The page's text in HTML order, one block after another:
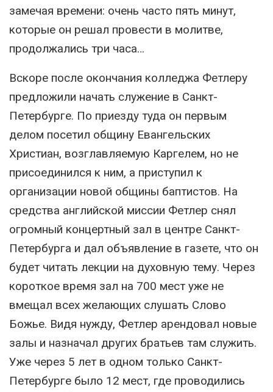
замечая времени: очень часто пять минут,
которые он решал провести в молитве,
продолжались три часа…
Вскоре после окончания колледжа Фетлеру
предложили начать служение в Санкт-
Петербурге. По приезду туда он первым
делом посетил общину Евангельских
Христиан, возглавляемую Каргелем, но не
присоединился к ним, а приступил к
организации новой общины баптистов. На
средства английской миссии Фетлер снял
огромный концертный зал в центре Санкт-
Петербурга и дал объявление в газете, что он
будет читать лекции на духовную тему. Через
короткое время зал на 700 мест уже не
вмещал всех желающих слушать Слово
Божье. Видя нужду, Фетлер арендовал новые
залы и назначал других братьев там служить.
Уже через 5 лет в одном только Санкт-
Петербурге было 12 мест, где проводились